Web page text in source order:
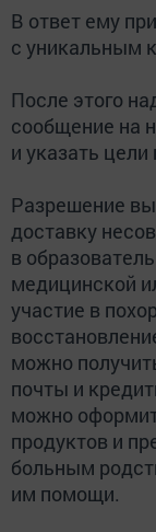
В ответ ему
с уникальным
После этого
сообщение на
и указать
Разрешение
доставку
в
медицинской
участие в
можно
почты и
можно
продуктов и
больным
им помощи.